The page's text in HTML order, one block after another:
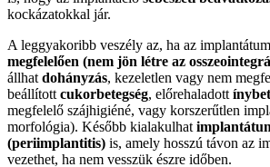
kockázatokkal jár.
A leggyakoribb veszély az, ha az implantátum
megfelelően (nem jön létre az
állhat dohányzás, kezeletlen vagy nem
beállított cukorbetegség, előrehaladott
megfelelő szájhigiéné, vagy korszerűtlen
morfológia). Később kialakulhat
(periimplantitis) is, amely hosszú távon az
vezethet, ha nem vesszük észre időben.